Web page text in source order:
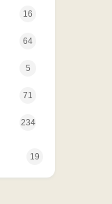
16
64
5
71
234
19